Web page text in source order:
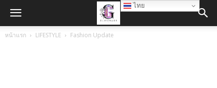
หน้าแรก LIFESTYLE Fashion Update
ไทย